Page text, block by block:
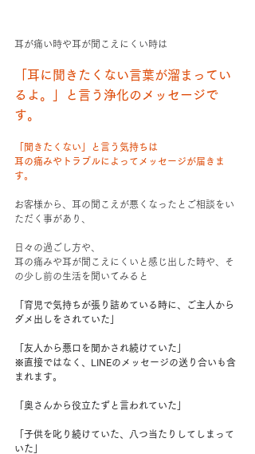
耳が痛い時や耳が聞こえにくい時は
「耳に聞きたくない言葉が溜まってい
るよ。」と言う浄化のメッセージで
す。
「聞きたくない」と言う気持ちは
耳の痛みやトラブルによってメッセージが届きま
す。
お客様から、耳の聞こえが悪くなったとご相談をい
ただく事があり、
日々の過ごし方や、
耳の痛みや耳が聞こえにくいと感じ出した時や、そ
の少し前の生活を聞いてみると
「育児で気持ちが張り詰めている時に、ご主人から
ダメ出しをされていた」
「友人から悪口を聞かされ続けていた」
※直接ではなく、LINEのメッセージの送り合いも含
まれます。
「奥さんから役立たずと言われていた」
「子供を叱り続けていた、八つ当たりしてしまって
いた」